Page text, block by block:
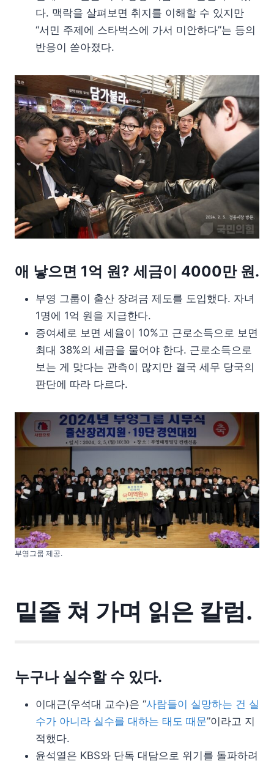
다. 맥락을 살펴보면 취지를 이해할 수 있지만
“서민 주제에 스타벅스에 가서 미안하다”는 등의
반응이 쏟아졌다.
애 낳으면 1억 원? 세금이 4000만 원.
부영 그룹이 출산 장려금 제도를 도입했다. 자녀
1명에 1억 원을 지급한다.
증여세로 보면 세율이 10%고 근로소득으로 보면
최대 38%의 세금을 물어야 한다. 근로소득으로
보는 게 맞다는 관측이 많지만 결국 세무 당국의
판단에 따라 다르다.
부영그룹 제공.
밑줄 쳐 가며 읽은 칼럼.
누구나 실수할 수 있다.
이대근(우석대 교수)은 “사람들이 실망하는 건 실
수가 아니라 실수를 대하는 태도 때문”이라고 지
적했다.
윤석열은 KBS와 단독 대담으로 위기를 돌파하려